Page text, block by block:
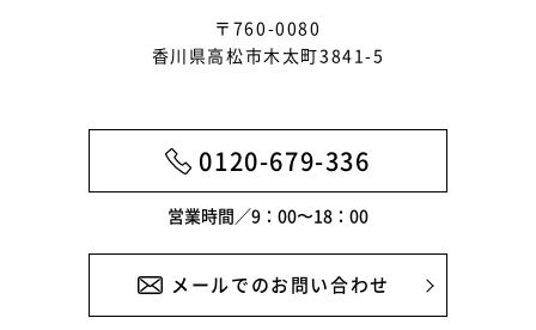
2024年11月
2024年9月
2024年8月
2024年6月
2024年5月
〒760-0080
香川県高松市木太町3841-5
0120-679-336
営業時間／9：00〜18：00
メールでのお問い合わせ